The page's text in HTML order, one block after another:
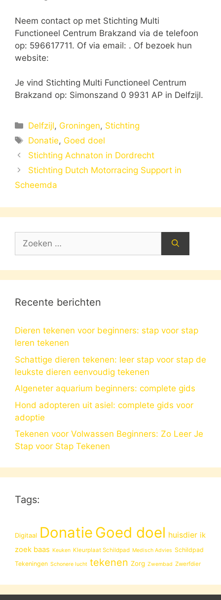
Neem contact op met Stichting Multi
Functioneel Centrum Brakzand via de telefoon
op: 596617711. Of via email: . Of bezoek hun
website:
Je vind Stichting Multi Functioneel Centrum
Brakzand op: Simonszand 0 9931 AP in Delfzijl.
Categorieën
Delfzijl, Groningen, Stichting
Tags
Donatie, Goed doel
Stichting Achnaton in Dordrecht
Stichting Dutch Motorracing Support in
Scheemda
Zoek
Recente berichten
Dieren tekenen voor beginners: stap voor stap
leren tekenen
Schattige dieren tekenen: leer stap voor stap de
leukste dieren eenvoudig tekenen
Algeneter aquarium beginners: complete gids
Hond adopteren uit asiel: complete gids voor
adoptie
Tekenen voor Volwassen Beginners: Zo Leer Je
Stap voor Stap Tekenen
Tags:
Digitaal Donatie Goed doel huisdier ik
zoek baas Keuken Kleurplaat Schildpad Medisch Advies Schildpad
Tekeningen Schonere lucht tekenen Zorg Zwembad Zwerfdier